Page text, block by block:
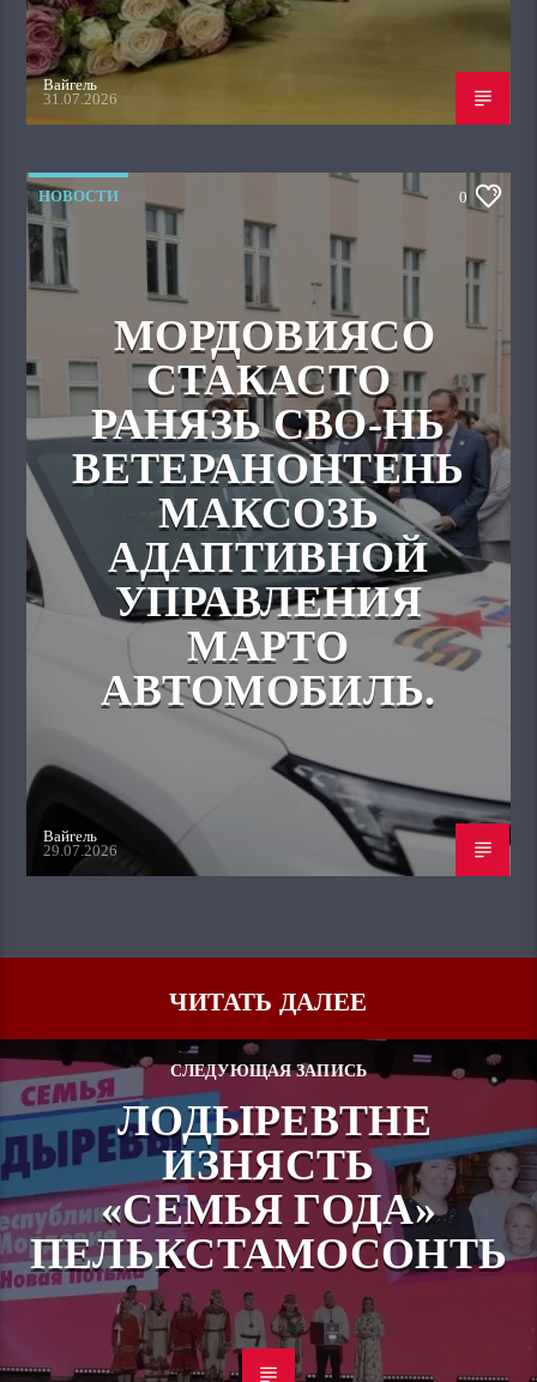
Вайгель
31.07.2026
НОВОСТИ 0
МОРДОВИЯСО
СТАКАСТО
РАНЯЗЬ СВО-НЬ
ВЕТЕРАНОНТЕНЬ
МАКСОЗЬ
АДАПТИВНОЙ
УПРАВЛЕНИЯ
МАРТО
АВТОМОБИЛЬ.
Вайгель
29.07.2026
ЧИТАТЬ ДАЛЕЕ
СЛЕДУЮЩАЯ ЗАПИСЬ
ЛОДЫРЕВТНЕ
ИЗНЯСТЬ
«СЕМЬЯ ГОДА»
ПЕЛЬКСТАМОСОНТЬ